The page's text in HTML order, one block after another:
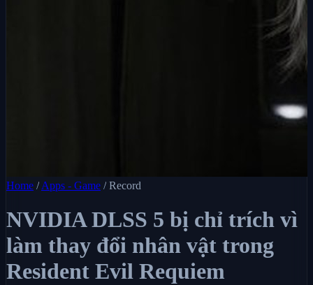
Home / Apps - Game / Record
NVIDIA DLSS 5 bị chỉ trích vì
làm thay đổi nhân vật trong
Resident Evil Requiem